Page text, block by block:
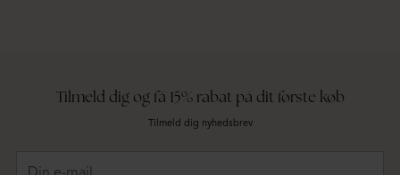
Tilmeld dig og få 15% rabat på dit første køb
Tilmeld dig nyhedsbrev